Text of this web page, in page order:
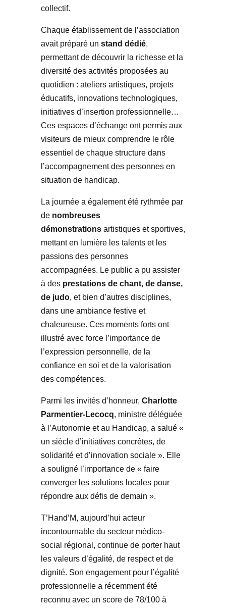
collectif.
Chaque établissement de l’association
avait préparé un stand dédié,
permettant de découvrir la richesse et la
diversité des activités proposées au
quotidien : ateliers artistiques, projets
éducatifs, innovations technologiques,
initiatives d’insertion professionnelle…
Ces espaces d’échange ont permis aux
visiteurs de mieux comprendre le rôle
essentiel de chaque structure dans
l’accompagnement des personnes en
situation de handicap.
La journée a également été rythmée par
de nombreuses
démonstrations artistiques et sportives,
mettant en lumière les talents et les
passions des personnes
accompagnées. Le public a pu assister
à des prestations de chant, de danse,
de judo, et bien d’autres disciplines,
dans une ambiance festive et
chaleureuse. Ces moments forts ont
illustré avec force l’importance de
l’expression personnelle, de la
confiance en soi et de la valorisation
des compétences.
Parmi les invités d’honneur, Charlotte
Parmentier-Lecocq, ministre déléguée
à l’Autonomie et au Handicap, a salué «
un siècle d’initiatives concrètes, de
solidarité et d’innovation sociale ». Elle
a souligné l’importance de « faire
converger les solutions locales pour
répondre aux défis de demain ».
T’Hand’M, aujourd’hui acteur
incontournable du secteur médico-
social régional, continue de porter haut
les valeurs d’égalité, de respect et de
dignité. Son engagement pour l’égalité
professionnelle a récemment été
reconnu avec un score de 78/100 à